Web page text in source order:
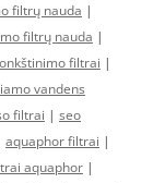
filtrų nauda |
filtrų nauda |
filtrai |
vandens
filtrai | seo
aquaphor filtrai |
aquaphor |